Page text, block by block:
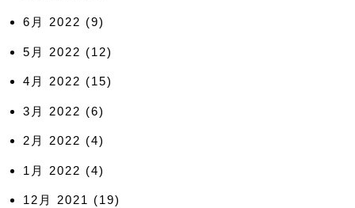
6月 2022 (9)
5月 2022 (12)
4月 2022 (15)
3月 2022 (6)
2月 2022 (4)
1月 2022 (4)
12月 2021 (19)